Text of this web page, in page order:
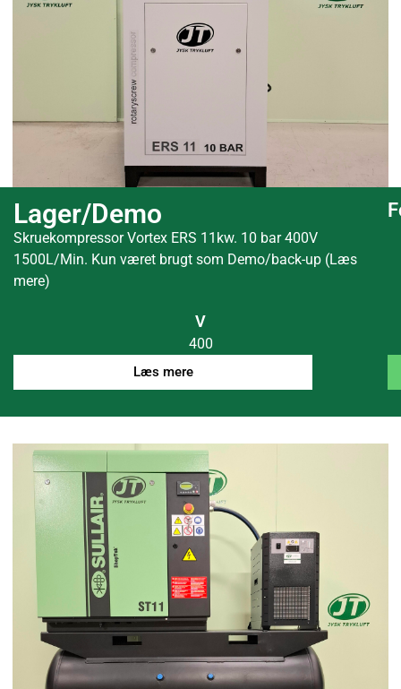
Lager/Demo
Skruekompressor Vortex ERS 11kw. 10 bar 400V
1500L/Min. Kun været brugt som Demo/back-up (Læs
mere)
V
400
Læs mere